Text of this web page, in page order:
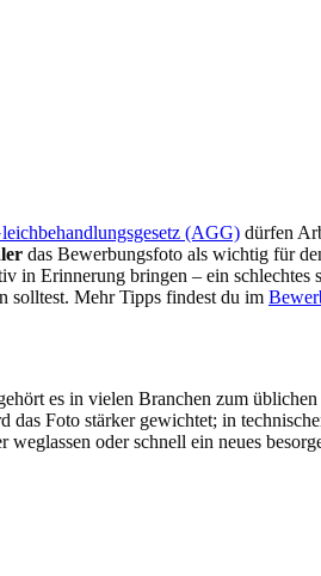
(AGG) dürfen
das Bewerbungsfoto als wichtig für
Erinnerung bringen – ein
solltest. Mehr Tipps findest du im
es in vielen Branchen zum
Foto stärker gewichtet; in
weglassen oder schnell ein neues